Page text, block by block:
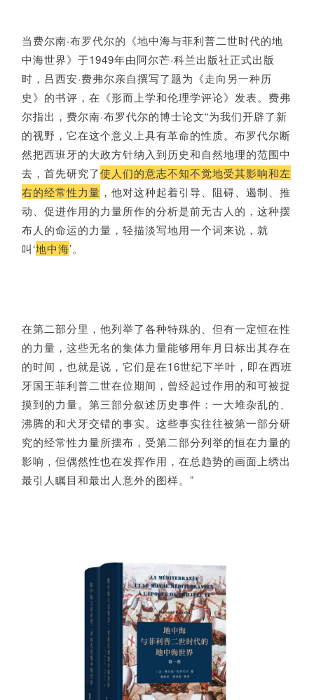
当费尔南·布罗代尔的《地中海与菲利普二世时代的地
中海世界》于1949年由阿尔芒·科兰出版社正式出版
时，吕西安·费弗尔亲自撰写了题为《走向另一种历
史》的书评，在《形而上学和伦理学评论》发表。费弗
尔指出，费尔南·布罗代尔的博士论文“为我们开辟了新
的视野，它在这个意义上具有革命的性质。布罗代尔断
然把西班牙的大政方针纳入到历史和自然地理的范围中
去，首先研究了使人们的意志不知不觉地受其影响和左
右的经常性力量 ，他对这种起着引导、阻碍、遏制、推
动、促进作用的力量所作的分析是前无古人的，这种摆
布人的命运的力量，轻描淡写地用一个词来说，就
叫‘地中海’。
在第二部分里，他列举了各种特殊的、但有一定恒在性
的力量，这些无名的集体力量能够用年月日标出其存在
的时间，也就是说，它们是在16世纪下半叶，即在西班
牙国王菲利普二世在位期间，曾经起过作用的和可被捉
摸到的力量。 第三部分叙述历史事件： 一大堆杂乱的、
沸腾的和犬牙交错的事实。 这些事实往往被第一部分研
究的经常性力量所摆布，受第二部分列举的恒在力量的
影响，但偶然性也在发挥作用，在总趋势的画面上绣出
最引人瞩目和最出人意外的图样。 ”